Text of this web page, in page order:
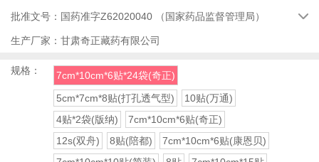
批准文号： 国药准字Z62020040 （国家药品监督管理局） 
生产厂家： 甘肃奇正藏药有限公司
规格：
7cm*10cm*6贴*24袋(奇正)
5cm*7cm*8贴(打孔透气型)
10贴(万通)
4贴*2袋(版纳)
7cm*10cm*6贴(奇正)
12s(双舟)
8贴(陪都)
7cm*10cm*6贴(康恩贝)